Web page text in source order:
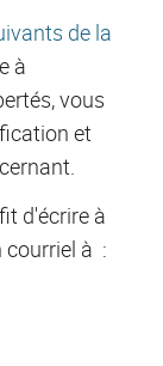
de la
à
vous
et
d'écrire à
courriel à :